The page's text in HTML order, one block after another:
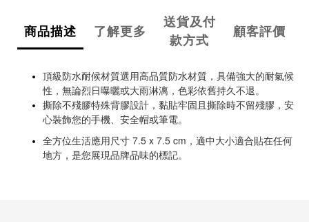
商品描述 了解更多
送貨及付
款方式
顧客評價
頂級防水耐候材質選用高品質防水材質，具備強大的耐氣候
性，無論烈日曝曬或大雨淋漓，色彩依舊持久不退。
撕除不殘膠特殊背膠設計，黏貼牢固且撕除時不留殘膠，安
心裝飾您的手機、安全帽或筆電。
全方位生活應用尺寸 7.5 x 7.5 cm，適中大小適合貼在任何
地方，是您展現品牌品味的標記。